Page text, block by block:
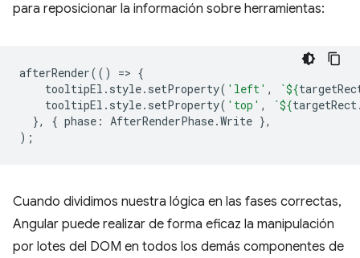
para reposicionar la información sobre herramientas:
afterRender(() => {
tooltipEl . style. setProperty( 'left' , `${
tooltipEl . style. setProperty( 'top' , `${targetRect
},
{ phase : AfterRenderPhase.Write },
);
Cuando dividimos nuestra lógica en las fases correctas,
Angular puede realizar de forma eficaz la manipulación
por lotes del DOM en todos los demás componentes de